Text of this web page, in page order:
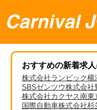
おすすめの新着求人
株式会社ランビック横
SBSゼンツウ株式会社
株式会社カクヤス南東
国際自動車株式会社杉